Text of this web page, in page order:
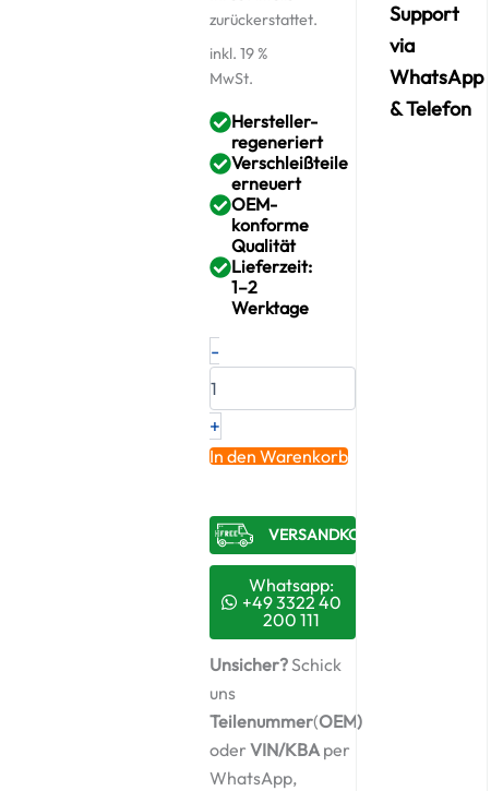
zurückerstattet.
inkl. 19 %
MwSt.
Hersteller-
regeneriert
Verschleißteile
erneuert
OEM-
konforme
Qualität
Lieferzeit:
1–2
Werktage
-Original
RED
FENDT
–
F743200090010
/
Menge
+
In den Warenkorb
VERSANDKOSTENFREI​
Whatsapp:
+49 3322 40
200 111
Unsicher?Schick
uns
Teilenummer(OEM)
oderVIN/KBA per
WhatsApp,
Support
via
WhatsApp
& Telefon